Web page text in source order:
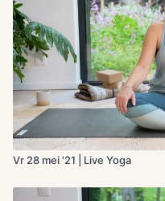
Vr 28 mei '21 | Live Yoga